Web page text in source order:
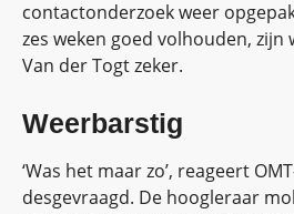
contactonderzoek weer
zes weken goed volhouden, zijn
Van der Togt zeker.
Weerbarstig
‘Was het maar zo’, reageert
desgevraagd. De hoogleraar